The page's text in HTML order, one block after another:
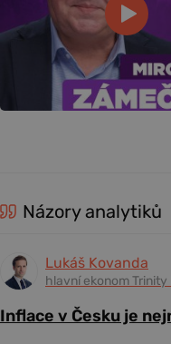
Názory analytiků
Lukáš Kovanda
hlavní ekonom Trinity
Inflace v Česku je